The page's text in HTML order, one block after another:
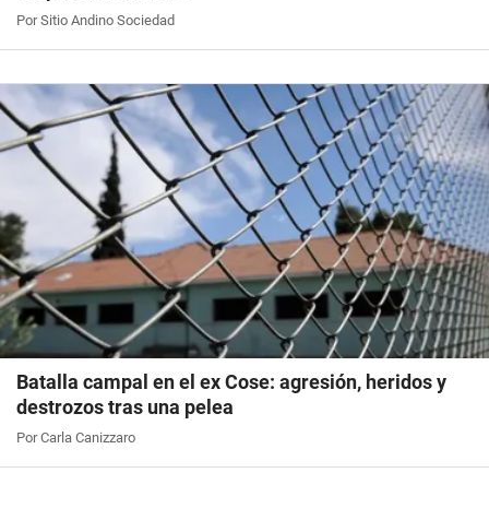
Por Sitio Andino Sociedad
Batalla campal en el ex Cose: agresión, heridos y
destrozos tras una pelea
Por Carla Canizzaro